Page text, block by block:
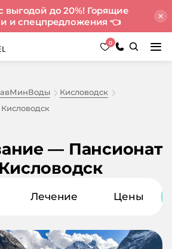
выгодой до 20%! Горящие
и спецпредложения 👈
0
Кисловодск
— Пансионат
Лечение Цены